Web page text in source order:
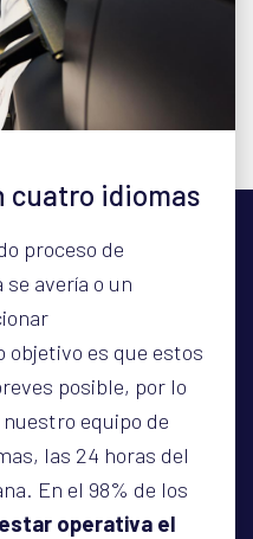
cuatro idiomas
proceso de
avería o un
es que estos
posible, por lo
equipo de
las 24 horas del
En el 98% de los
operativa el